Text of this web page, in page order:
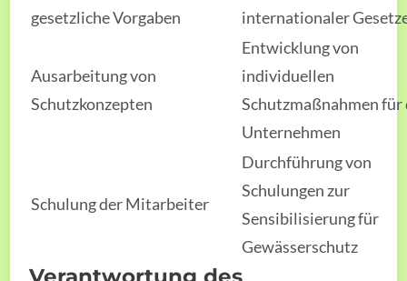
gesetzliche Vorgaben
internationaler
Ausarbeitung von
Schutzkonzepten
Entwicklung von
individuellen
Schutzmaßnahmen für
Unternehmen
Schulung der Mitarbeiter
Durchführung von
Schulungen zur
Sensibilisierung für
Gewässerschutz